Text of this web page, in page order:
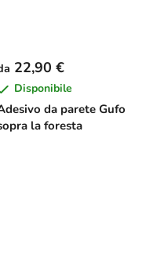
da parete Gufo
la foresta
22,90 €
Disponibile